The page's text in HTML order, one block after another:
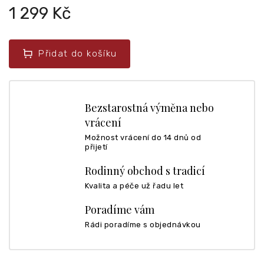
1 299 Kč
Přidat do košíku
Bezstarostná výměna nebo
vrácení
Možnost vrácení do 14 dnů od
přijetí
Rodinný obchod s tradicí
Kvalita a péče už řadu let
Poradíme vám
Rádi poradíme s objednávkou